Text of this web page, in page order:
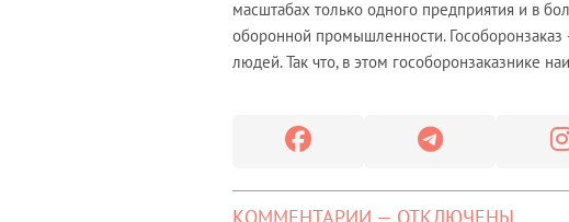
масштабах только одного предприятия и в
оборонной промышленности.
людей. Так что, в этом гособоронзаказнике